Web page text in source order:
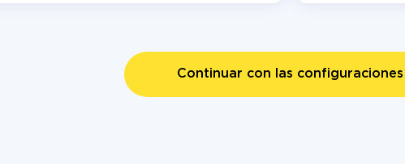
Continuar con las configuraciones